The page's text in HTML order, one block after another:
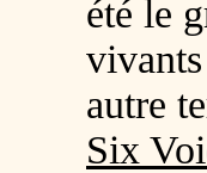
été le
autre
Six